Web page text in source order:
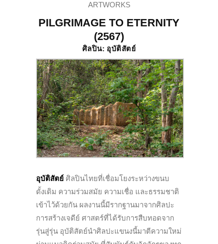
ARTWORKS
PILGRIMAGE TO ETERNITY
(2567)
ศิลปิน: อุบัติสัตย์
อุบัติสัตย์ ศิลปินไทยที่เชื่อมโยงระหว่างขนบ
ดั้งเดิม ความร่วมสมัย ความเชื่อ และธรรมชาติ
เข้าไว้ด้วยกัน ผลงานนี้มีรากฐานมาจากศิลปะ
การสร้างเจดีย์ ศาสตร์ที่ได้รับการสืบทอดจาก
รุ่นสู่รุ่น อุบัติสัตย์นำศิลปะแขนงนี้มาตีความใหม่